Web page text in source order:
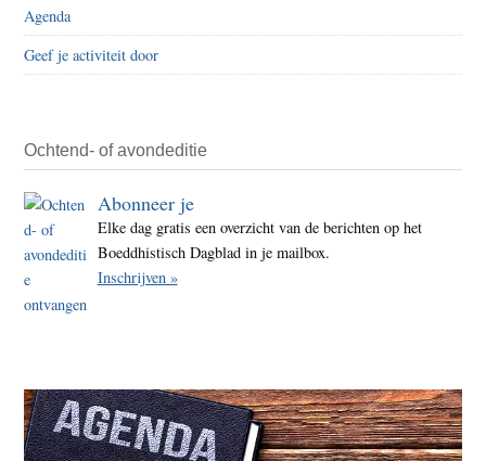
1
Agenda
Geef je activiteit door
Ochtend- of avondeditie
Abonneer je
Elke dag gratis een overzicht van de berichten op het
Boeddhistisch Dagblad in je mailbox.
Inschrijven »